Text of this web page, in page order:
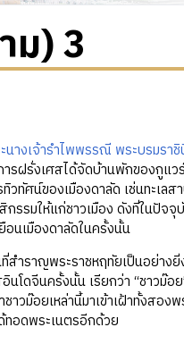
ม) 3
นางเจ้ารำไพพรรณี พระบรมรา
รฝรั่งเศสได้จัดบ้านพักของกูแ
ทัศน์ของเมืองดาลัด เช่นทะเล
รรมให้แก่ชาวเมือง ดังที่ในปัจ
นเมืองดาลัดในครั้งนั้น
ำราญพระราชหฤทัยเป็นอย่าง
ดจีนครั้งนั้น เรียกว่า “ชาวม๊อ
วม๊อยเหล่านี้มาเข้าเฝ้าทั้งสอง
ทอดพระเนตรอีกด้วย